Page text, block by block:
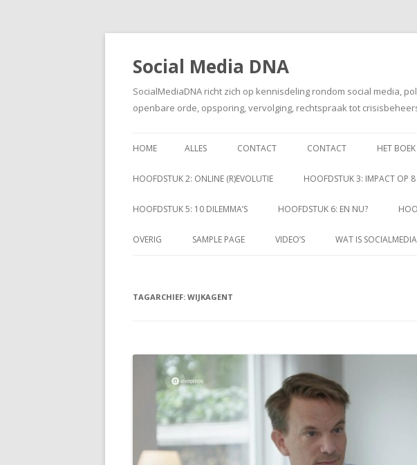
Social Media DNA
SocialMediaDNA richt zich op kennisdeling rondom social media,
openbare orde, opsporing, vervolging, rechtspraak tot
HOME ALLES CONTACT CONTACT HET BOEK
HOOFDSTUK 2: ONLINE (R)EVOLUTIE HOOFDSTUK 3: IMPACT OP 8
HOOFDSTUK 5: 10 DILEMMA’S HOOFDSTUK 6: EN NU?
OVERIG SAMPLE PAGE VIDEO’S WAT IS
TAGARCHIEF: WIJKAGENT